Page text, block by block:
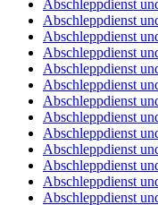
Abschleppdienst
Abschleppdienst
Abschleppdienst
Abschleppdienst
Abschleppdienst
Abschleppdienst
Abschleppdienst
Abschleppdienst
Abschleppdienst
Abschleppdienst
Abschleppdienst
Abschleppdienst
Abschleppdienst